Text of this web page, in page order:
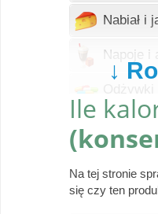
Wczytywanie
Nabiał i
Wczytywanie
Napoje i
Wczytywanie
Wczytywanie
Wczytywanie
Wczytywanie
Produkty
↓
Ile
Na tej stronie
się czy ten